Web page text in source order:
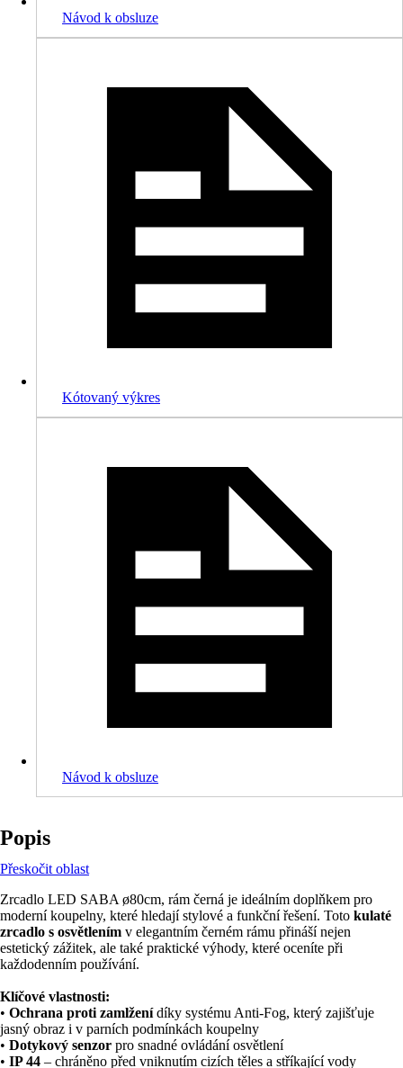
Návod k obsluze
Kótovaný výkres
Návod k obsluze
Popis
Přeskočit oblast
Zrcadlo LED SABA ø80cm, rám černá je ideálním doplňkem pro
moderní koupelny, které hledají stylové a funkční řešení. Toto kulaté
zrcadlo s osvětlením v elegantním černém rámu přináší nejen
estetický zážitek, ale také praktické výhody, které oceníte při
každodenním používání.
Klíčové vlastnosti:
• Ochrana proti zamlženídíky systému Anti-Fog, který zajišťuje
jasný obraz i v parních podmínkách koupelny
• Dotykový senzor pro snadné ovládání osvětlení
• IP 44 – chráněno před vniknutím cizích těles a stříkající vody